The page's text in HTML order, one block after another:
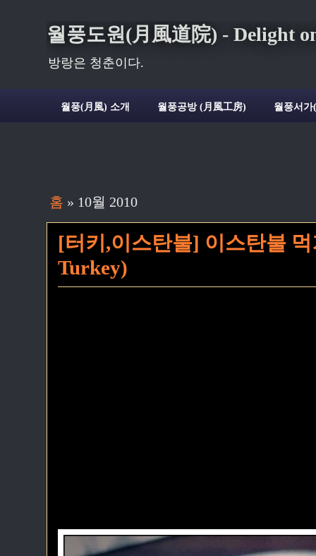
월풍도원(月風道院) - Delight
방랑은 청춘이다.
월풍(月風) 소개 월풍공방 (月風工房) 월풍서
홈 » 10월 2010
[터키,이스탄불] 이스탄불
Turkey)